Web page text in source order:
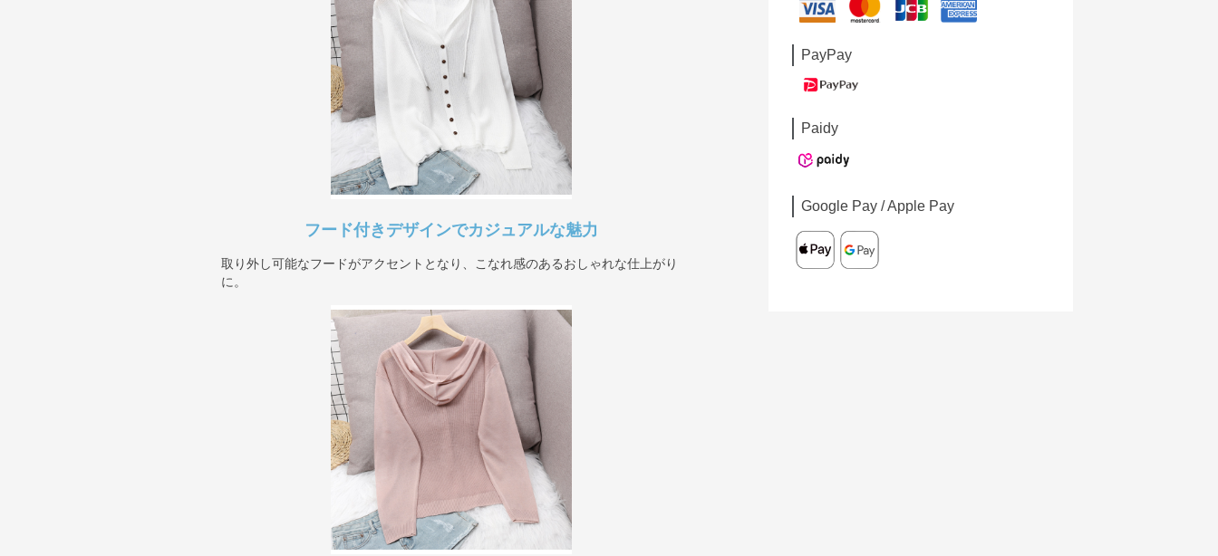
フード付きデザインでカジュアルな魅力
取り外し可能なフードがアクセントとなり、こなれ感のあるおしゃれな仕上がり
に。
PayPay
Paidy
Google Pay / Apple Pay